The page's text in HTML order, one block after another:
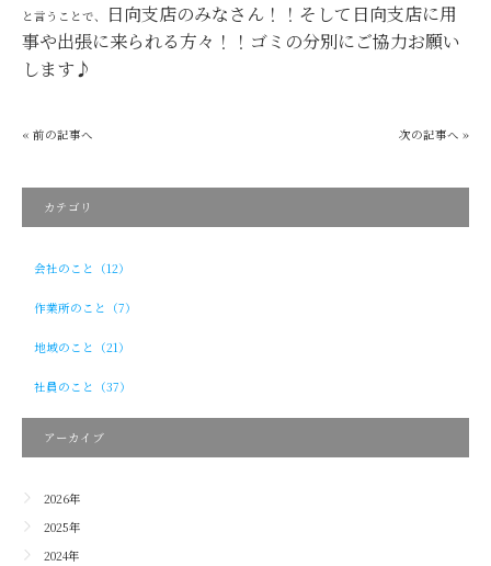
と言うことで、
日向支店のみなさん！！そして日向支店に用
事や出張に来られる方々！！ゴミの分別にご協力お願い
します♪
« 前の記事へ 次の記事へ »
カテゴリ
会社のこと（12）
作業所のこと（7）
地域のこと（21）
社員のこと（37）
アーカイブ
2026年
2025年
2024年